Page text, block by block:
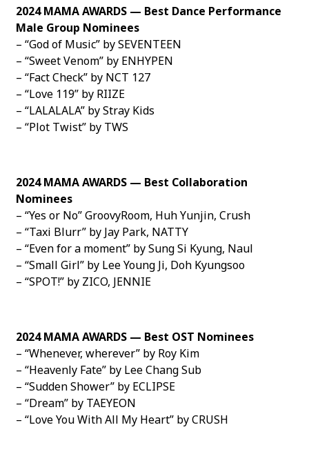
2024 MAMA AWARDS — Best Dance Performance
Male Group Nominees
– “God of Music” by SEVENTEEN
– “Sweet Venom” by ENHYPEN
– “Fact Check” by NCT 127
– “Love 119” by RIIZE
– “LALALALA” by Stray Kids
– “Plot Twist” by TWS
2024 MAMA AWARDS — Best Collaboration
Nominees
– “Yes or No” GroovyRoom, Huh Yunjin, Crush
– “Taxi Blurr” by Jay Park, NATTY
– “Even for a moment” by Sung Si Kyung, Naul
– “Small Girl” by Lee Young Ji, Doh Kyungsoo
– “SPOT!” by ZICO, JENNIE
2024 MAMA AWARDS — Best OST Nominees
– “Whenever, wherever” by Roy Kim
– “Heavenly Fate” by Lee Chang Sub
– “Sudden Shower” by ECLIPSE
– “Dream” by TAEYEON
– “Love You With All My Heart” by CRUSH